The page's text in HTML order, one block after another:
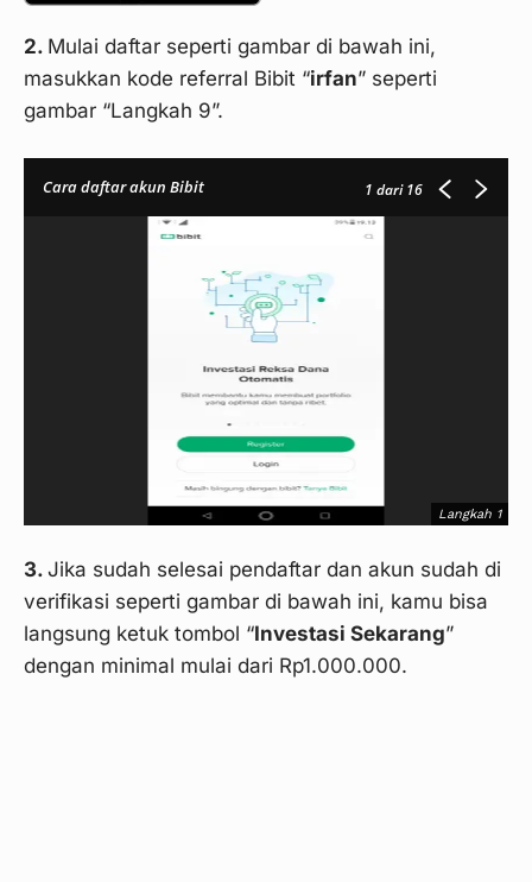
2. Mulai daftar seperti gambar di bawah ini,
masukkan kode referral Bibit “irfan” seperti
gambar “Langkah 9”.
Cara daftar akun Bibit 1 dari 16
Langkah 1
3. Jika sudah selesai pendaftar dan akun sudah di
verifikasi seperti gambar di bawah ini, kamu bisa
langsung ketuk tombol “Investasi Sekarang”
dengan minimal mulai dari Rp1.000.000.